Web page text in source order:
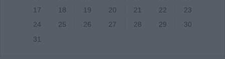
17
18 19 20 21 22
23
24
25 26 27 28 29
30
31